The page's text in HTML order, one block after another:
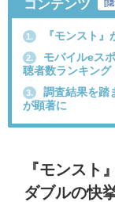
コンテンツ [
1. 『モンスト
2.
モバイルeス
聴者数ランキング
3.
調査結果を踏
が顕著に
『モンス
ダブルの快